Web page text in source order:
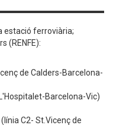
estació ferroviària;
(RENFE):
de Calders-Barcelona-
Barcelona-Vic)
(línia C2- St.Vicenç de